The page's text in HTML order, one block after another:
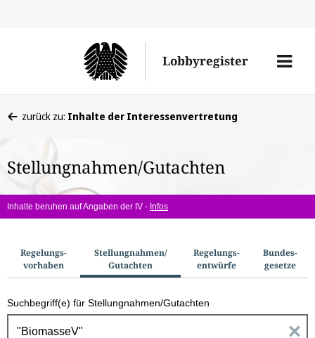
den
Lobbyregister
Menü
befinden
hier:
zurück zu: Inhalte der Interessenvertretung
Stellungnahmen/Gutachten
Inhalte beruhen auf Angaben der IV - Infos
u
c
h
Regelungs­
vorhaben
Stellungnahmen/​
Gutachten
Regelungs­
entwürfe
Bundes­
gesetze
Suchbegriff(e) für Stellungnahmen/Gutachten